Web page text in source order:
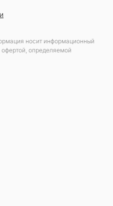
носит информационный
офертой, определяемой